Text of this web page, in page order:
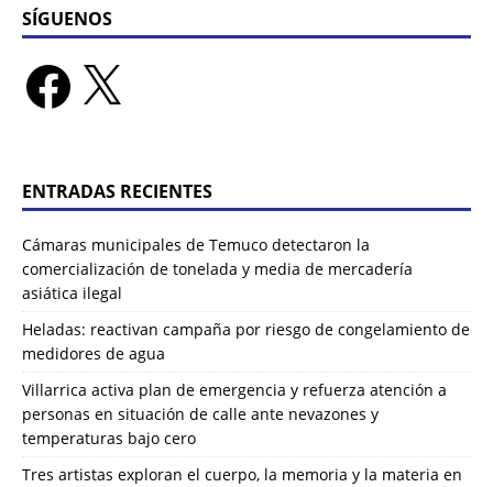
SÍGUENOS
ENTRADAS RECIENTES
Cámaras municipales de Temuco detectaron la
comercialización de tonelada y media de mercadería
asiática ilegal
Heladas: reactivan campaña por riesgo de congelamiento de
medidores de agua
Villarrica activa plan de emergencia y refuerza atención a
personas en situación de calle ante nevazones y
temperaturas bajo cero
Tres artistas exploran el cuerpo, la memoria y la materia en